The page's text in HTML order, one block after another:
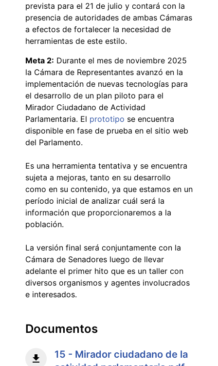
prevista para el 21 de julio y contará con la
presencia de autoridades de ambas Cámaras
a efectos de fortalecer la necesidad de
herramientas de este estilo.
Meta 2: Durante el mes de noviembre 2025
la Cámara de Representantes avanzó en la
implementación de nuevas tecnologías para
el desarrollo de un plan piloto para el
Mirador Ciudadano de Actividad
Parlamentaria. El prototipo se encuentra
disponible en fase de prueba en el sitio web
del Parlamento.
Es una herramienta tentativa y se encuentra
sujeta a mejoras, tanto en su desarrollo
como en su contenido, ya que estamos en un
período inicial de analizar cuál será la
información que proporcionaremos a la
población.
La versión final será conjuntamente con la
Cámara de Senadores luego de llevar
adelante el primer hito que es un taller con
diversos organismos y agentes involucrados
e interesados.
Documentos
15 - Mirador ciudadano de la